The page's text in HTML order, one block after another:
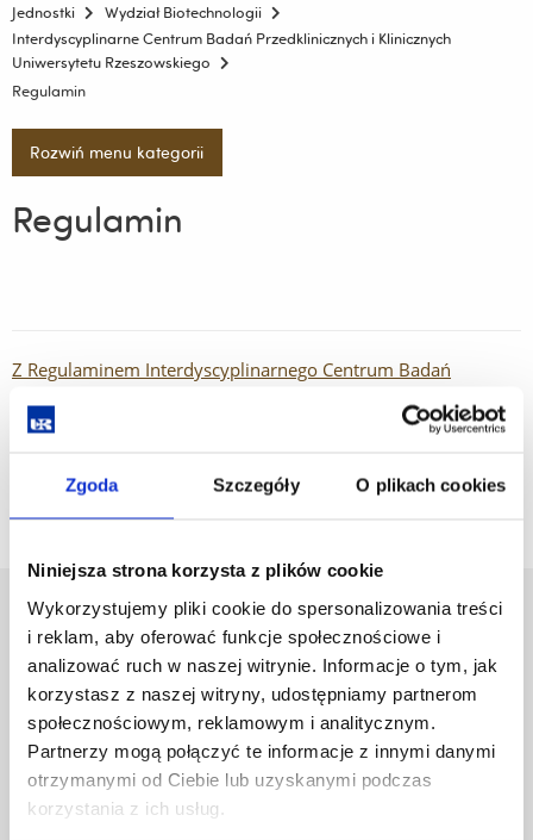
Zgoda Szczegóły O plikach cookies
Niniejsza strona korzysta z plików cookie
Wykorzystujemy pliki cookie do spersonalizowania treści
i reklam, aby oferować funkcje społecznościowe i
analizować ruch w naszej witrynie. Informacje o tym, jak
korzystasz z naszej witryny, udostępniamy partnerom
społecznościowym, reklamowym i analitycznym.
Partnerzy mogą połączyć te informacje z innymi danymi
otrzymanymi od Ciebie lub uzyskanymi podczas
korzystania z ich usług.
Jednostki
Wydział Biotechnologii
Interdyscyplinarne Centrum Badań Przedklinicznych i Klinicznych
Uniwersytetu Rzeszowskiego
Regulamin
Rozwiń menu kategorii
Regulamin
Z Regulaminem Interdyscyplinarnego Centrum Badań
Przedklinicznych i Klinicznych można zapoznać się
TUTAJ
Uniwersytet Rzeszowski
Al. Tadeusza Rejtana 16C
35-959 Rzeszów
Pomiń
nawigację
przejdź
Polityka prywatności
Mapa serwisu
Biblioteka
Wydawnictwo